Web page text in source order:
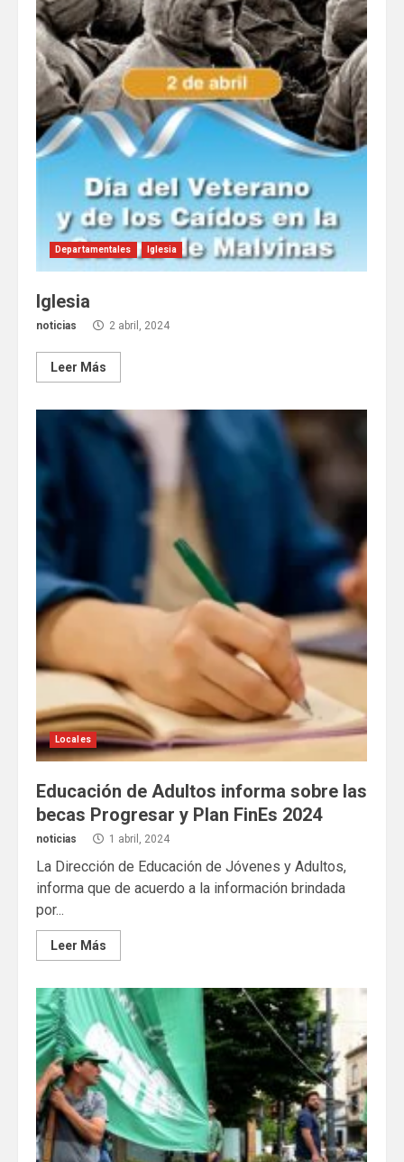
Departamentales Iglesia
Iglesia
noticias 2 abril, 2024
Leer Más
Locales
Educación de Adultos informa sobre las
becas Progresar y Plan FinEs 2024
noticias 1 abril, 2024
La Dirección de Educación de Jóvenes y Adultos,
informa que de acuerdo a la información brindada
por...
Leer Más